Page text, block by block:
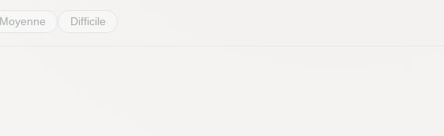
Moyenne Difficile